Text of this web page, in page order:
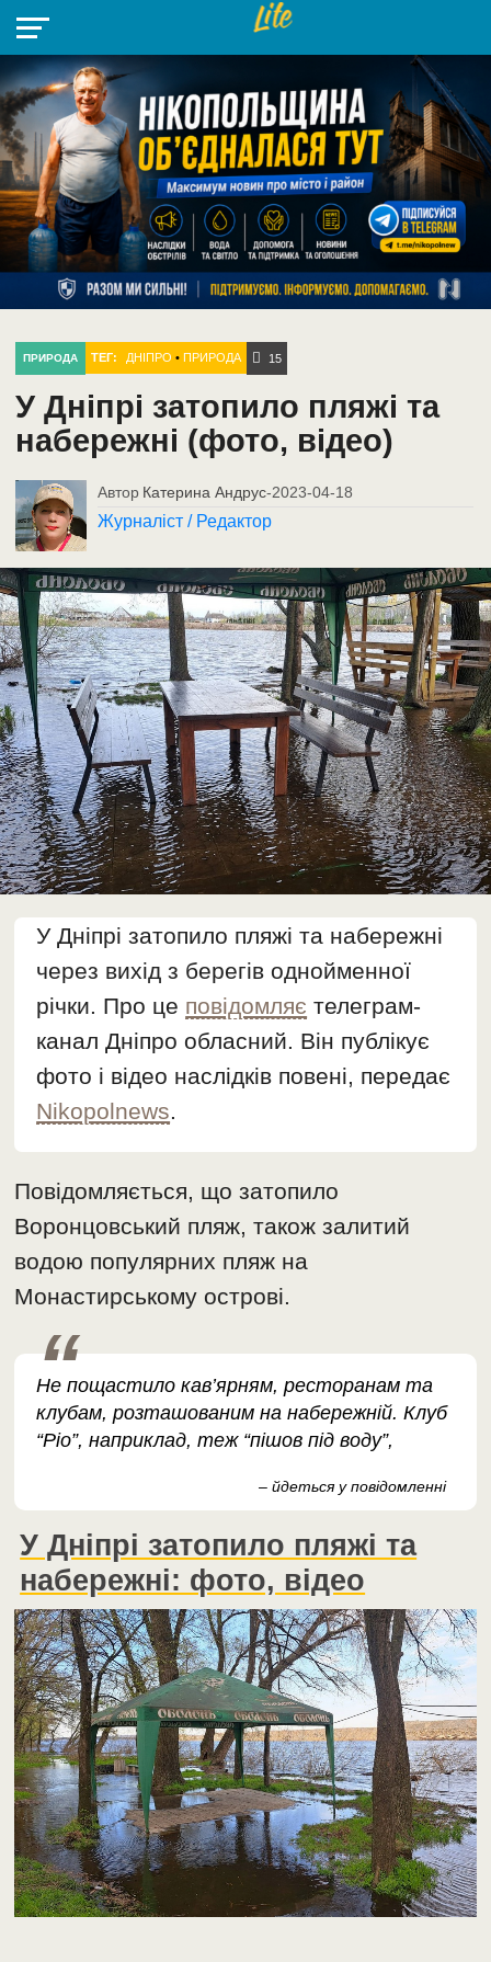
НІКОПОЛЬ
РАЙОН
СІЧЕСЛАВСЬКА
УКРАЇНА
РЕТРО
НІКОПОЛЬ
ЛАЙТ
УКРАЇНА
ДОПОМОГА
РАДІО
ПРИРОДА ТЕГ: ДНІПРО • ПРИРОДА 15
У Дніпрі затопило пляжі та
набережні (фото, відео)
Автор Катерина Андрус-2023-04-18
Журналіст / Редактор
У Дніпрі затопило пляжі та набережні
через вихід з берегів однойменної
річки. Про це повідомляє телеграм-
канал Дніпро обласний. Він публікує
фото і відео наслідків повені, передає
Nikopolnews.
Повідомляється, що затопило
Воронцовський пляж, також залитий
водою популярних пляж на
Монастирському острові.
Не пощастило кав’ярням, ресторанам та
клубам, розташованим на набережній. Клуб
“Ріо”, наприклад, теж “пішов під воду”,
– йдеться у повідомленні
У Дніпрі затопило пляжі та
набережні: фото, відео